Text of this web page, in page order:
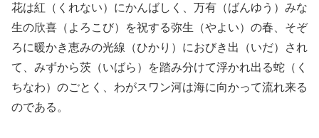
花は紅（くれない）にかんばしく、万有（ばんゆう）みな
生の欣喜（よろこび）を祝する弥生（やよい）の春、そぞ
ろに暖かき恵みの光線（ひかり）におびき出（いだ）され
て、みずから茨（いばら）を踏み分けて浮かれ出る蛇（く
ちなわ）のごとく、わがスワン河は海に向かって流れ来る
のである。